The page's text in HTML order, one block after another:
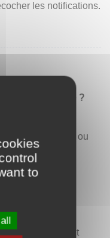
to
les notifications.
en ligne ?
disponibles,
démarches » ou
une
» vous permet